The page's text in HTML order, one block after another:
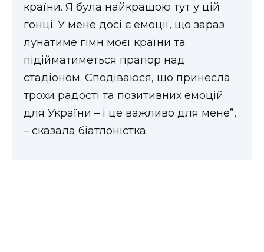
країни. Я була найкращою тут у цій
гонці. У мене досі є емоції, що зараз
лунатиме гімн моєї країни та
підійматиметься прапор над
стадіоном. Сподіваюся, що принесла
трохи радості та позитивних емоцій
для України – і це важливо для мене”,
– сказала біатлоністка.